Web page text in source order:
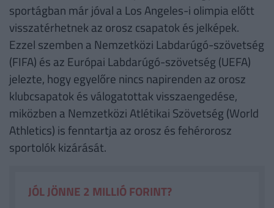
sportágban már jóval a Los Angeles-i olimpia előtt
visszatérhetnek az orosz csapatok és jelképek.
Ezzel szemben a Nemzetközi Labdarúgó-szövetség
(FIFA) és az Európai Labdarúgó-szövetség (UEFA)
jelezte, hogy egyelőre nincs napirenden az orosz
klubcsapatok és válogatottak visszaengedése,
miközben a Nemzetközi Atlétikai Szövetség (World
Athletics) is fenntartja az orosz és fehérorosz
sportolók kizárását.
JÓL JÖNNE 2 MILLIÓ FORINT?